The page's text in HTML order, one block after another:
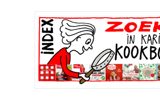
Primaire
Sidebar